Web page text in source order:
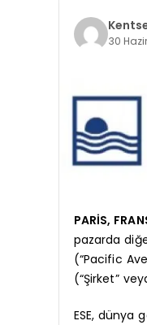
30
PARİS,
pazarda
(“Pacific
(“Şirket”
ESE, dünya